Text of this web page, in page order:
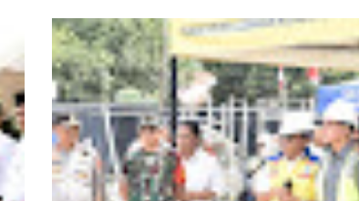
Kombes Andi Kirana Diperiksa Mabes
Polri, Kapolda Tunjuk Kabid TIK sebagai
Pelaksana Tugas Kapolresta Banda Aceh